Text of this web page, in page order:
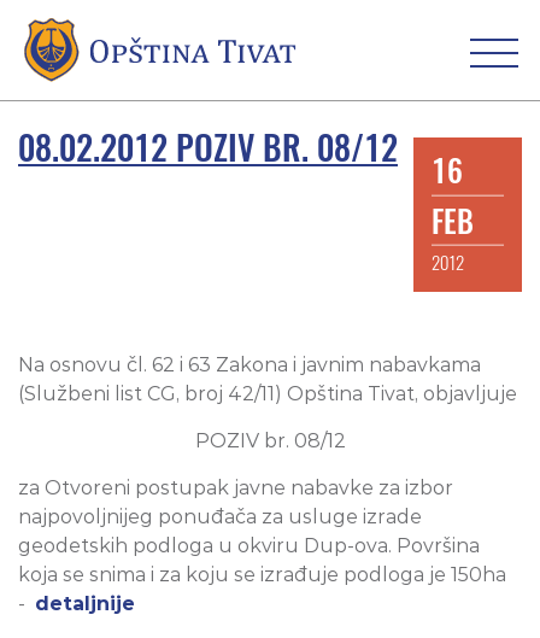
08.02.2012 POZIV BR. 08/12
16
FEB
2012
Na osnovu čl. 62 i 63 Zakona i javnim nabavkama
(Službeni list CG, broj 42/11) Opština Tivat, objavljuje
POZIV br. 08/12
za Otvoreni postupak javne nabavke za izbor
najpovoljnijeg ponuđača za usluge izrade
geodetskih podloga u okviru Dup-ova. Površina
koja se snima i za koju se izrađuje podloga je 150ha
- detaljnije